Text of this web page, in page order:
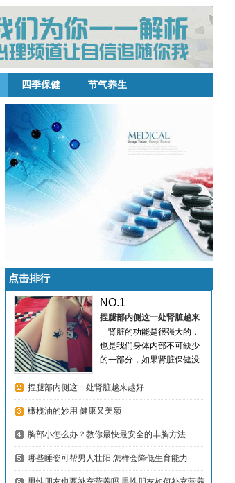
四季保健 节气养生
点击排行
NO.1
捏腿部内侧这一处肾脏越来
越好
肾脏的功能是很强大的，
也是我们身体内部不可缺少
的一部分，如果肾脏保健没
会导致一系列的肾...
捏腿部内侧这一处肾脏越来越好
橄榄油的妙用 健康又美颜
胸部小怎么办？教你最快最安全的丰胸方法
哪些睡姿可帮男人壮阳 怎样会降低生育能力